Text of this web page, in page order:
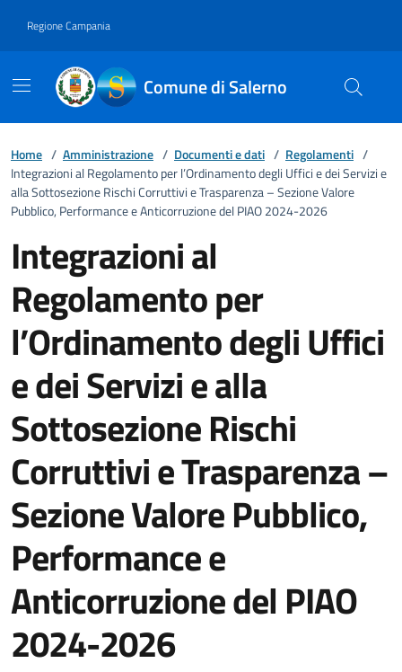
Regione Campania
Comune di Salerno
Home / Amministrazione / Documenti e dati / Regolamenti /
Integrazioni al Regolamento per l’Ordinamento degli Uffici e dei Servizi e
alla Sottosezione Rischi Corruttivi e Trasparenza – Sezione Valore
Pubblico, Performance e Anticorruzione del PIAO 2024-2026
Integrazioni al
Regolamento per
l’Ordinamento degli Uffici
e dei Servizi e alla
Sottosezione Rischi
Corruttivi e Trasparenza –
Sezione Valore Pubblico,
Performance e
Anticorruzione del PIAO
2024-2026